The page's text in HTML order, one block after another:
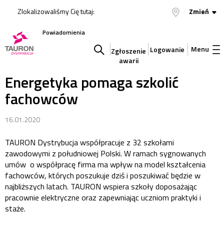
Zlokalizowaliśmy Cię tutaj: Zmień
Powiadomienia
Zgłoszenie
awarii
Logowanie Menu
Energetyka pomaga szkolić
fachowców
16.01.2020
TAURON Dystrybucja współpracuje z 32 szkołami
zawodowymi z południowej Polski. W ramach sygnowanych
umów o współpracę firma ma wpływ na model kształcenia
fachowców, których poszukuje dziś i poszukiwać będzie w
najbliższych latach. TAURON wspiera szkoły doposażając
pracownie elektryczne oraz zapewniając uczniom praktyki i
staże.